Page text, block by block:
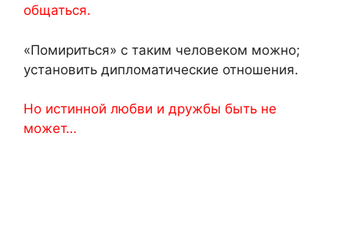
общаться.
«Помириться» с таким человеком можно;
установить дипломатические отношения.
Но истинной любви и дружбы быть не
может…